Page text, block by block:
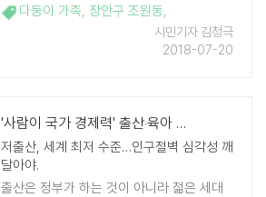
떠 오른다. 참석자중 다자녀가구인 7자녀 가
족이 소개되었을 때 마당극장은 환호와 함께
주변이 후끈 달아 올랐다. 염태영 수원시장
다둥이 가족, 장안구 조원동,
시민기자 김청극
2018-07-20
'사람이 국가 경제력' 출산‧육아 맞춤형 지원 절실
저출산, 세계 최저 수준…인구절벽 심각성 깨
달아야.
출산은 정부가 하는 것이 아니라 젊은 세대